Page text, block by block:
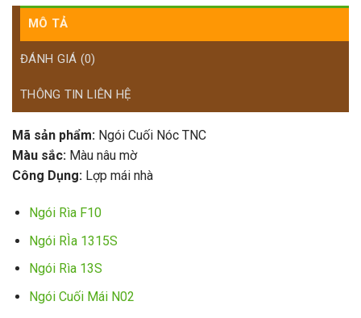
MÔ TẢ
ĐÁNH GIÁ (0)
THÔNG TIN LIÊN HỆ
Mã sản phẩm: Ngói Cuối Nóc TNC
Màu sắc: Màu nâu mờ
Công Dụng: Lợp mái nhà
Ngói Rìa F10
Ngói RÌa 1315S
Ngói Rìa 13S
Ngói Cuối Mái N02